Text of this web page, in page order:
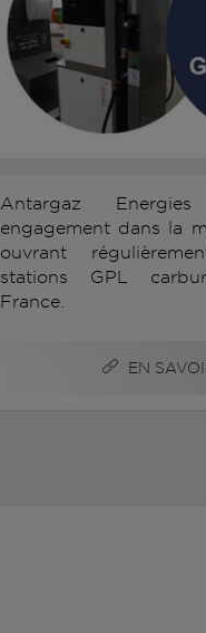
Antargaz
engagement dans la
ouvrant
stations GPL
France.
EN